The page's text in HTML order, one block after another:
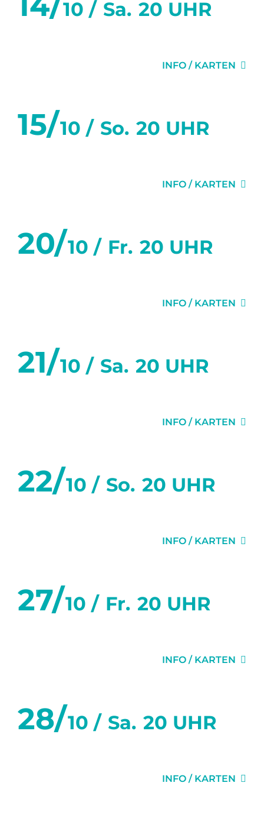
10 / Sa. 20 UHR
INFO / KARTEN
15/10 / So. 20 UHR
INFO / KARTEN
20/10 / Fr. 20 UHR
INFO / KARTEN
21/10 / Sa. 20 UHR
INFO / KARTEN
22/10 / So. 20 UHR
INFO / KARTEN
27/10 / Fr. 20 UHR
INFO / KARTEN
28/10 / Sa. 20 UHR
INFO / KARTEN